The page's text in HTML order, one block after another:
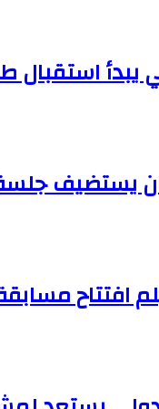
استقبال
يستضيف
افتتاح